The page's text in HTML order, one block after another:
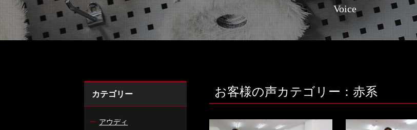
Voice
お客様の声カテゴリー：赤系
カテゴリー
ー アウディ